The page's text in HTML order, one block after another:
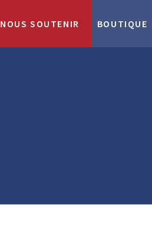
NOUS SOUTENIR BOUTIQUE